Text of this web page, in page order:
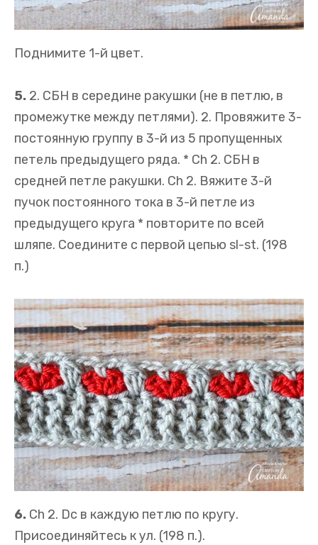
Поднимите 1-й цвет.
5. 2. СБН в середине ракушки (не в петлю, в
промежутке между петлями). 2. Провяжите 3-
постоянную группу в 3-й из 5 пропущенных
петель предыдущего ряда. * Ch 2. СБН в
средней петле ракушки. Ch 2. Вяжите 3-й
пучок постоянного тока в 3-й петле из
предыдущего круга * повторите по всей
шляпе. Соедините с первой цепью sl-st. (198
п.)
6. Ch 2. Dc в каждую петлю по кругу.
Присоединяйтесь к ул. (198 п.).